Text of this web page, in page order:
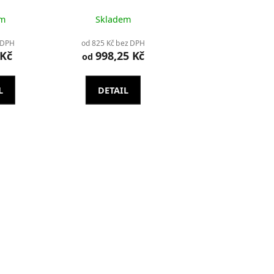
Skladem
od 825 Kč bez DPH
od 998,25 Kč
DETAIL